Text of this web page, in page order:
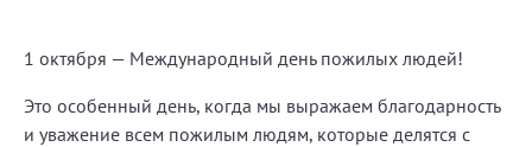
1 октября — Международный день пожилых людей!
Это особенный день, когда мы выражаем благодарность
и уважение всем пожилым людям, которые делятся с